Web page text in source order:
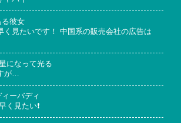
る彼女
く見たいです！ 中国系の販売会社の広告は
になって光る
が…
ーバディ
く見たい❗